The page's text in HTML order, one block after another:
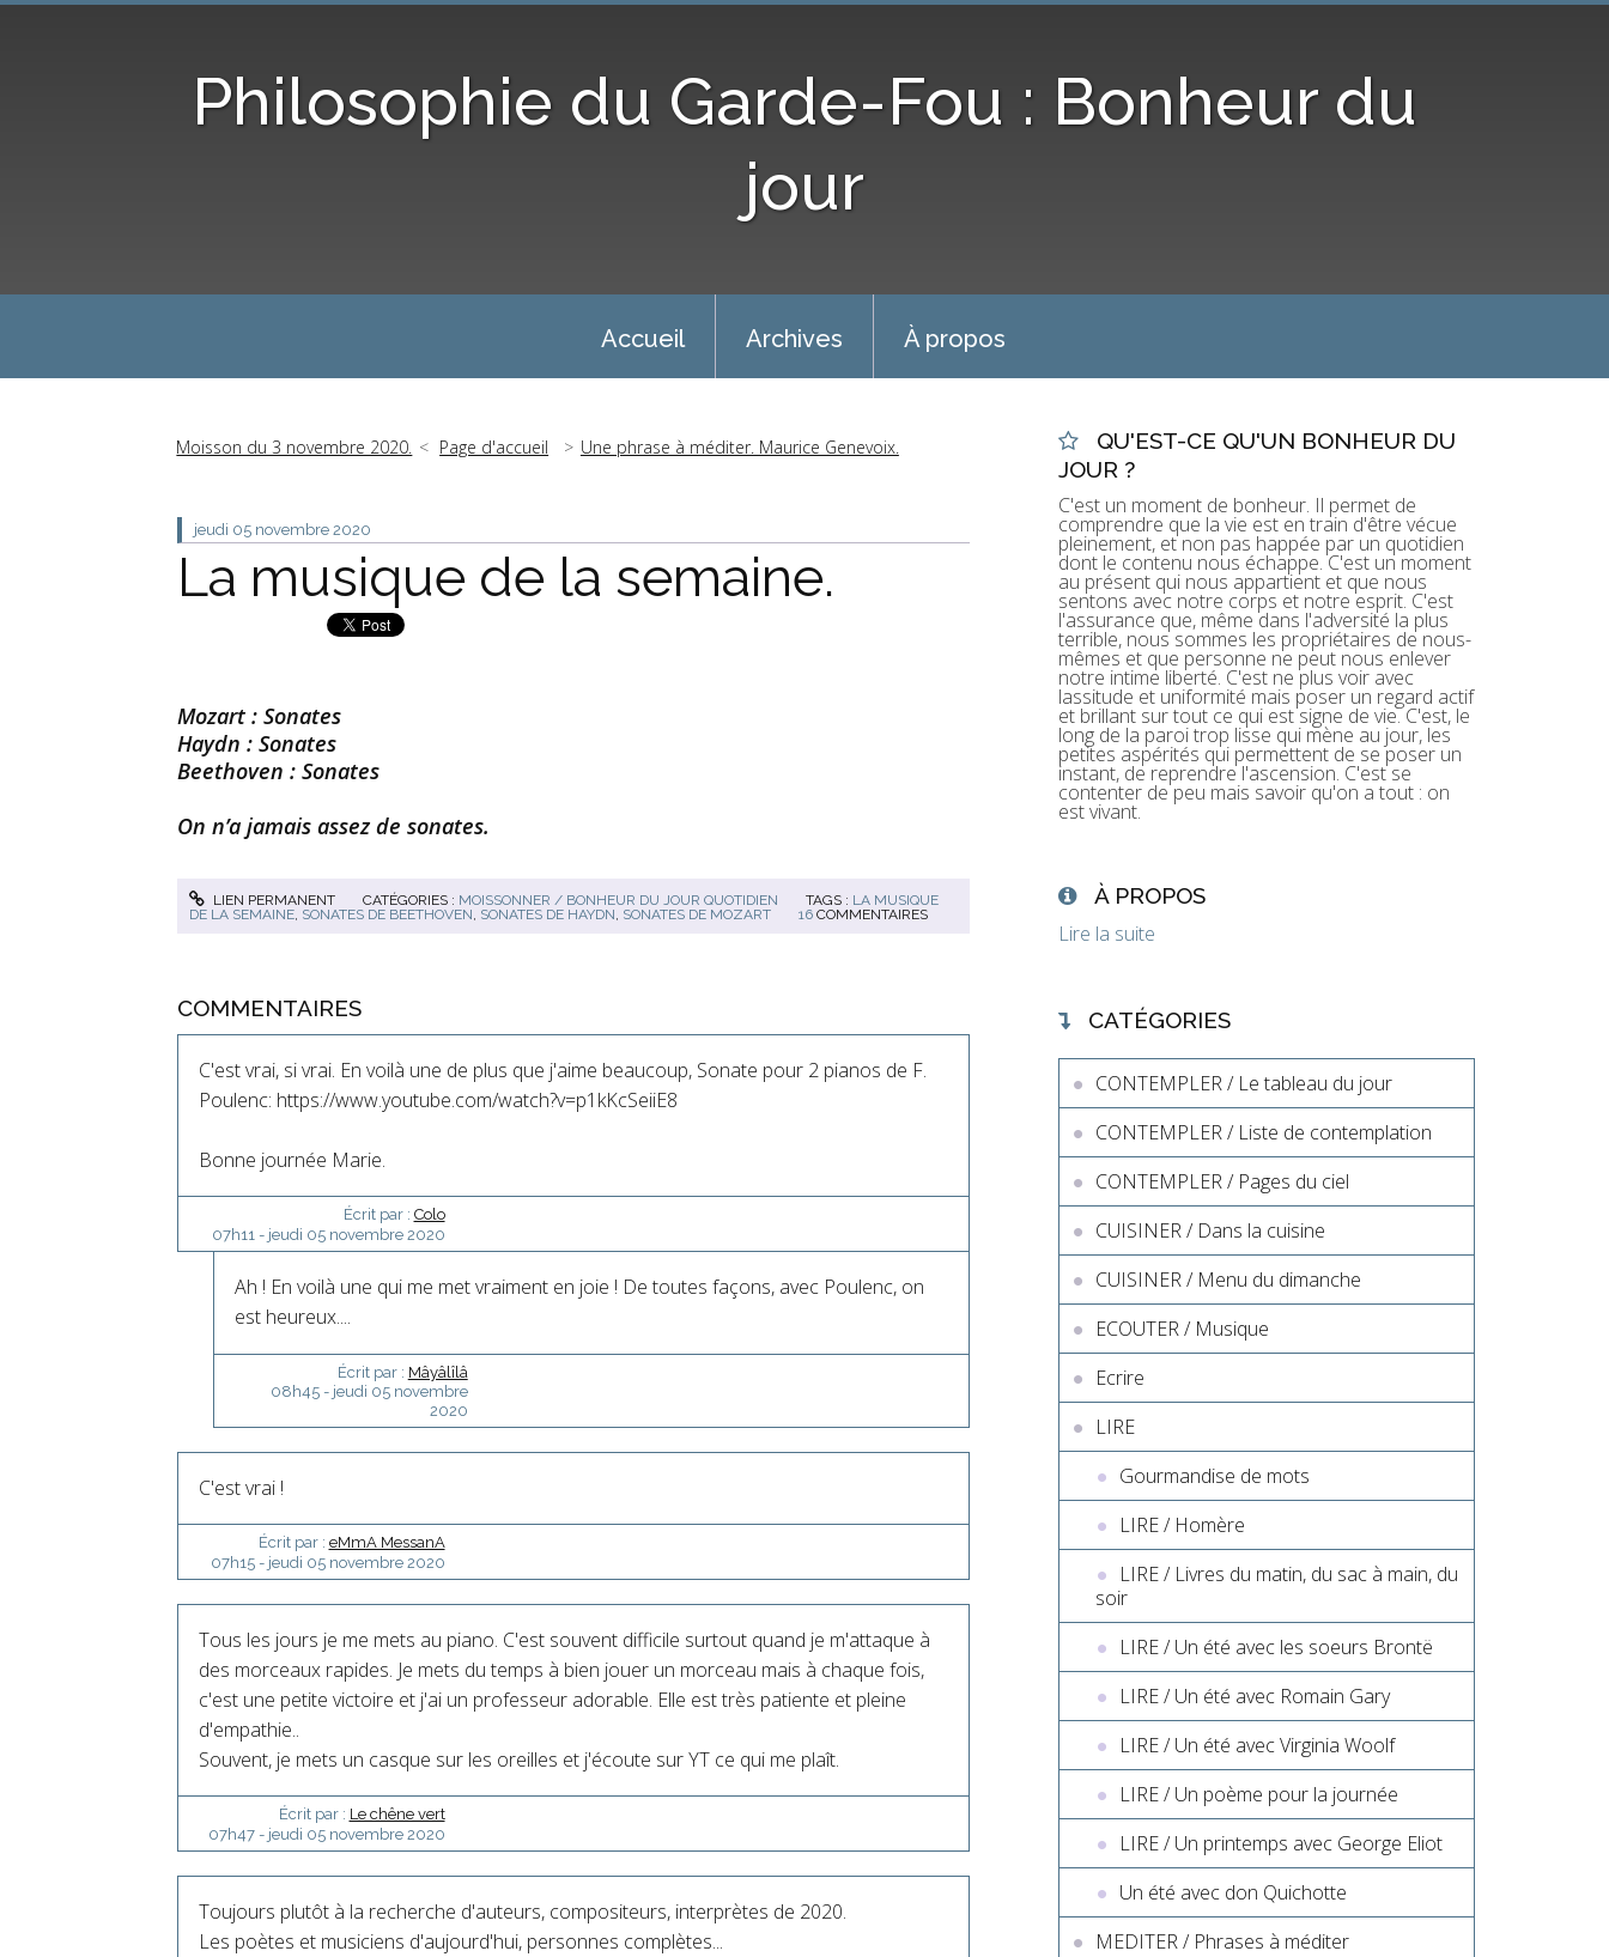
Philosophie du Garde-Fou : Bonheur du
jour
Accueil Archives À propos
Moisson du 3 novembre 2020. Page d'accueil Une phrase à méditer. Maurice Genevoix.
jeudi 05 novembre 2020
La musique de la semaine.
Mozart : Sonates
Haydn : Sonates
Beethoven : Sonates
On n’a jamais assez de sonates.
LIEN PERMANENT CATÉGORIES : MOISSONNER / BONHEUR DU JOUR QUOTIDIEN TAGS : LA MUSIQUE
DE LA SEMAINE, SONATES DE BEETHOVEN, SONATES DE HAYDN, SONATES DE MOZART 16 COMMENTAIRES
COMMENTAIRES
C'est vrai, si vrai. En voilà une de plus que j'aime beaucoup, Sonate pour 2 pianos de F.
Poulenc: https://www.youtube.com/watch?v=p1kKcSeiiE8
Bonne journée Marie.
Écrit par : Colo
07h11- jeudi 05 novembre 2020
Ah ! En voilà une qui me met vraiment en joie ! De toutes façons, avec Poulenc, on
est heureux....
Écrit par : Mâyâlîlâ
08h45- jeudi 05 novembre
2020
C'est vrai !
Écrit par : eMmA MessanA
07h15- jeudi 05 novembre 2020
Tous les jours je me mets au piano. C'est souvent difficile surtout quand je m'attaque à
des morceaux rapides. Je mets du temps à bien jouer un morceau mais à chaque fois,
c'est une petite victoire et j'ai un professeur adorable. Elle est très patiente et pleine
d'empathie..
Souvent, je mets un casque sur les oreilles et j'écoute sur YT ce qui me plaît.
Écrit par : Le chêne vert
07h47- jeudi 05 novembre 2020
Toujours plutôt à la recherche d'auteurs, compositeurs, interprètes de 2020.
Les poètes et musiciens d'aujourd'hui, personnes complètes...
QU'EST-CE QU'UN BONHEUR DU
JOUR ?
C'est un moment de bonheur. Il permet de
comprendre que la vie est en train d'être vécue
pleinement, et non pas happée par un quotidien
dont le contenu nous échappe. C'est un moment
au présent qui nous appartient et que nous
sentons avec notre corps et notre esprit. C'est
l'assurance que, même dans l'adversité la plus
terrible, nous sommes les propriétaires de nous-
mêmes et que personne ne peut nous enlever
notre intime liberté. C'est ne plus voir avec
lassitude et uniformité mais poser un regard actif
et brillant sur tout ce qui est signe de vie. C'est, le
long de la paroi trop lisse qui mène au jour, les
petites aspérités qui permettent de se poser un
instant, de reprendre l'ascension. C'est se
contenter de peu mais savoir qu'on a tout : on
est vivant.
À PROPOS
Lire la suite
CATÉGORIES
CONTEMPLER / Le tableau du jour
CONTEMPLER / Liste de contemplation
CONTEMPLER / Pages du ciel
CUISINER / Dans la cuisine
CUISINER / Menu du dimanche
ECOUTER / Musique
Ecrire
LIRE
Gourmandise de mots
LIRE / Homère
LIRE / Livres du matin, du sac à main, du
soir
LIRE / Un été avec les soeurs Brontë
LIRE / Un été avec Romain Gary
LIRE / Un été avec Virginia Woolf
LIRE / Un poème pour la journée
LIRE / Un printemps avec George Eliot
Un été avec don Quichotte
MEDITER / Phrases à méditer